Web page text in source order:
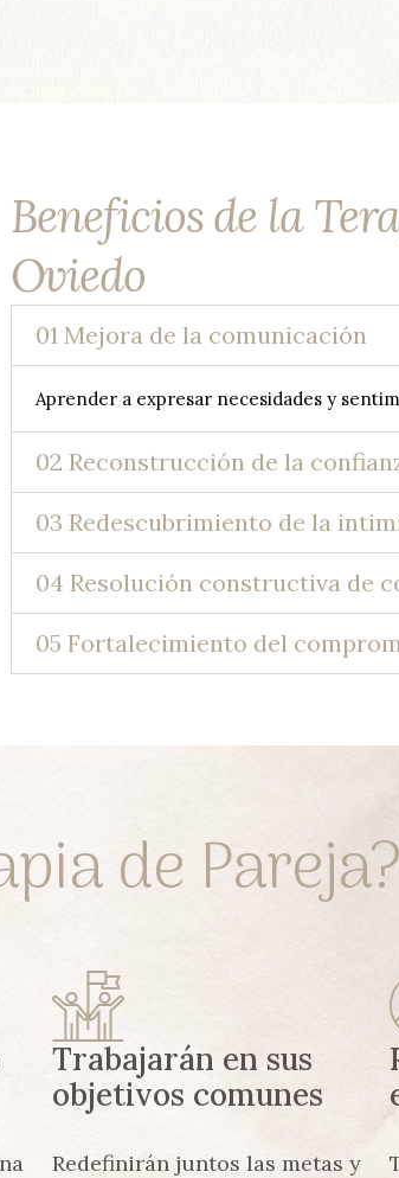
Beneficios de la
Oviedo
01 Mejora de la comunicación
Aprender a expresar necesidades y
02 Reconstrucción de la
03 Redescubrimiento de la
04 Resolución constructiva de
05 Fortalecimiento del
de Pareja?
Trabajarán en sus
objetivos comunes
Redefinirán juntos las metas y